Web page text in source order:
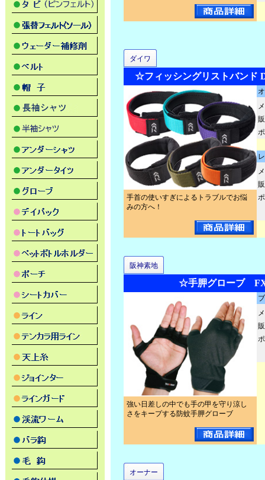
ダイワ
☆フィッシングリストバンド
手首の使いすぎによるトラブルでお悩
みの方へ！
阪神素地
☆手胛グローブ
強い日差しの中でも手の甲を守り涼し
さをキープする防蚊手胛グローブ
オーナー